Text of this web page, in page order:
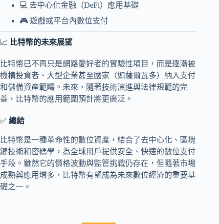
💻 去中心化金融（DeFi）應用基礎
🎮 遊戲或平台內數位支付
📈 比特幣的未來展望
比特幣已不再只是網路愛好者的實驗性項目，而是逐漸被
機構投資者、大型企業甚至國家（如薩爾瓦多）納入支付
和儲備資產範疇。未來，隨著技術演進與法律規範的完
善，比特幣的應用範圍預計將更廣泛。
✅ 總結
比特幣是一種革命性的數位資產，結合了去中心化、區塊
鏈技術和密碼學，為全球用戶提供安全、快速的數位支付
手段。雖然它的價格波動與監管挑戰仍存在，但隨著市場
成熟與應用增多，比特幣有望成為未來數位經濟的重要基
礎之一。